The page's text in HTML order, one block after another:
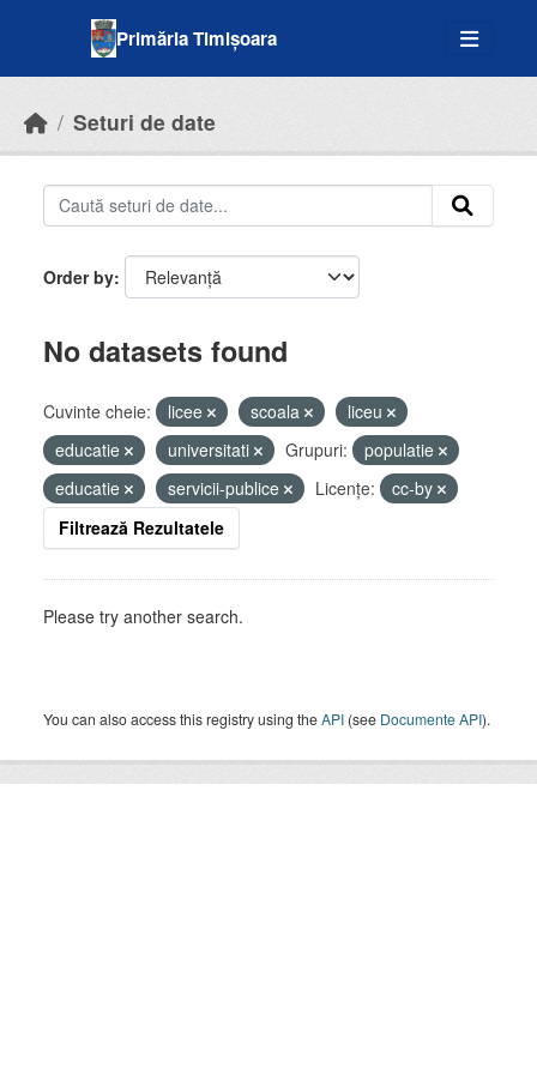
Primăria Timișoara
Seturi de date
Order by
No datasets found
Cuvinte cheie: licee scoala
liceu
educatie
universitati Grupuri:
populatie
educatie
servicii-publice Licenţe:
cc-by
Filtrează Rezultatele
Please try another search.
You can also access this registry using theAPI (see Documente API).